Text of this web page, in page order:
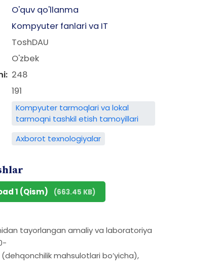
O'quv qo'llanma
Kompyuter fanlari va IT
ToshDAU
O'zbek
248
191
Kompyuter tarmoqlari va lokal
tarmoqni tashkil etish tamoyillari
Axborot texnologiyalar
1 (Qism) (663.45 KB)
tayorlangan amaliy va laboratoriya
mahsulotlari bo’yicha),